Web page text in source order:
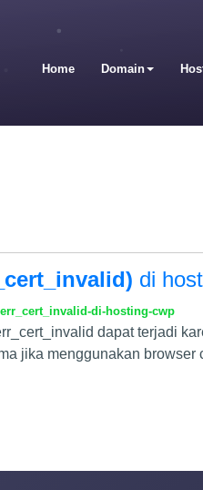
Home Domain
di
di-hosting-cwp
dapat terjadi
jika menggunakan browser